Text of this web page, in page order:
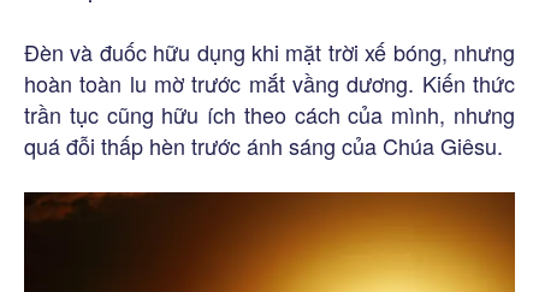
Đèn và đuốc hữu dụng khi mặt trời xế bóng, nhưng
hoàn toàn lu mờ trước mắt vầng dương. Kiến thức
trần tục cũng hữu ích theo cách của mình, nhưng
quá đỗi thấp hèn trước ánh sáng của Chúa Giêsu.